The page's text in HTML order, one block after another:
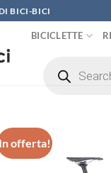
BICI-BICI
BICICLETTE
prodotti
In offerta!